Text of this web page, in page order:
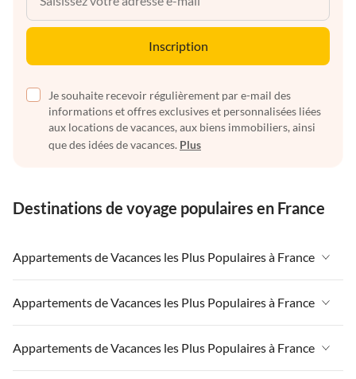
Inscription
Je souhaite recevoir régulièrement par e-mail des
informations et offres exclusives et personnalisées liées
aux locations de vacances, aux biens immobiliers, ainsi
que des idées de vacances. Plus
Destinations de voyage populaires en France
Appartements de Vacances les Plus Populaires à France
Appartements de Vacances à France
Appartements de Vacances à Paris-Ile de France
Appartements de Vacances à Paris
Appartements de Vacances les Plus Populaires à France
Appartements de Vacances à France
Appartements de Vacances à Paris-Ile de France
Appartements de Vacances les Plus Populaires à France